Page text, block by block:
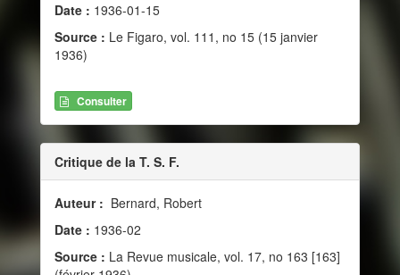
Date : 1936-01-15
Source : Le Figaro, vol. 111, no 15 (15 janvier
1936)
Consulter
Critique de la T. S. F.
Auteur : Bernard, Robert
Date : 1936-02
Source : La Revue musicale, vol. 17, no 163 [163]